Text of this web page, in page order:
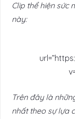
Clip thể hiện sức
này:
Trên đây là
nhất theo sự lựa